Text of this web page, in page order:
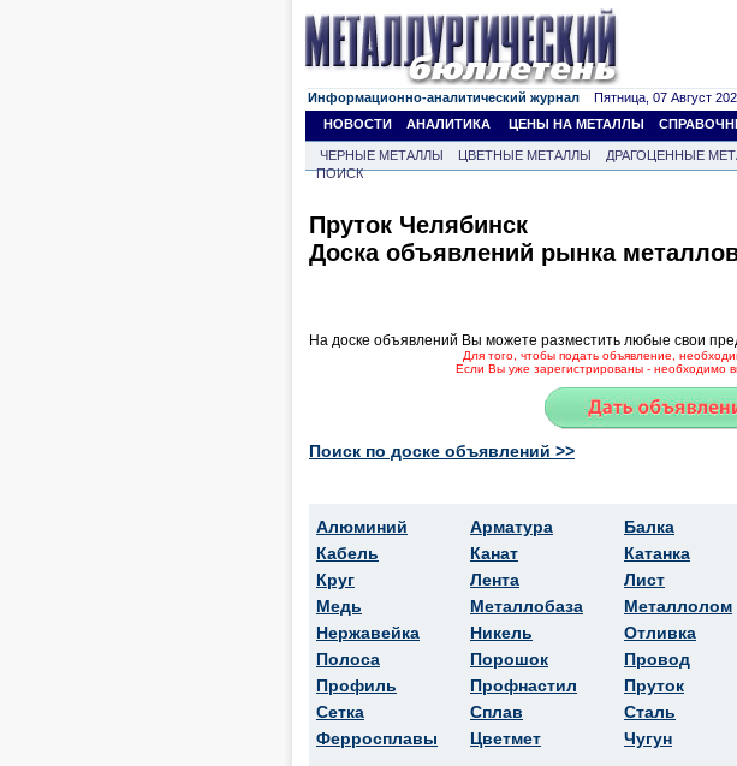
Информационно-аналитический журнал Пятница, 07 Август
НОВОСТИ
АНАЛИТИКА ЦЕНЫ НА МЕТАЛЛЫ
ЧЕРНЫЕ МЕТАЛЛЫ ЦВЕТНЫЕ МЕТАЛЛЫ ДРАГОЦЕННЫЕ
ПОИСК
Пруток Челябинск
Доска объявлений рынка
На доске объявлений Вы можете разместить любые свои
Для того, чтобы подать объявление,
Если Вы уже зарегистрированы - необходимо
Поиск по доске объявлений >>
Алюминий
Кабель
Круг
Медь
Нержавейка
Полоса
Профиль
Сетка
Ферросплавы
Арматура
Канат
Лента
Металлобаза
Никель
Порошок
Профнастил
Сплав
Цветмет
Балка
Катанка
Лист
Металлолом
Отливка
Провод
Пруток
Сталь
Чугун